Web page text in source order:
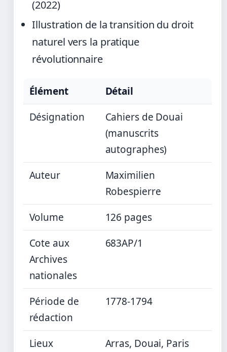
(2022)
Illustration de la transition du droit
naturel vers la pratique
révolutionnaire
Élément
Détail
Désignation
Cahiers de Douai
(manuscrits
autographes)
Auteur
Maximilien
Robespierre
Volume
126 pages
Cote aux
Archives
nationales
683AP/1
Période de
rédaction
1778-1794
Lieux
Arras, Douai, Paris